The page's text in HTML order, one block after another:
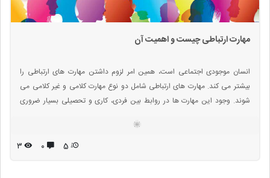
مهارت ارتباطی چیست و اهمیت آن
انسان موجودی اجتماعی است، همین امر لزوم داشتن مهارت های ارتباطی را
بیشتر می کند. مهارت های ارتباطی شامل دو نوع مهارت کلامی و غیر کلامی می
شوند. وجود این مهارت ها در روابط بین فردی، کاری و تحصیلی بسیار ضروری
آن ها را در خود تقویت کرد. عدم برقراری ارتباط موثر با دیگران می تواند به دلایل
مختلفی چون عدم اعتماد به نفس و یا مشکلات دوران کودکی رخ دهد.
5 ۰ ۳